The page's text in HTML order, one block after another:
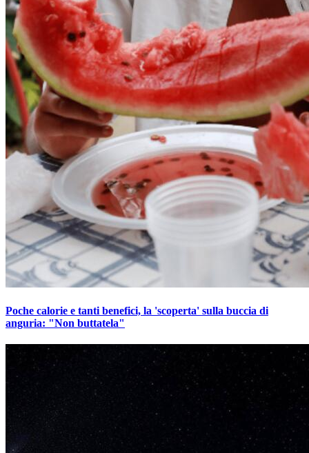
Poche calorie e tanti benefici, la 'scoperta' sulla buccia di
anguria: "Non buttatela"